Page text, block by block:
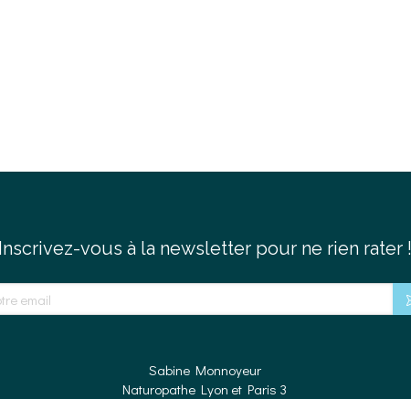
vous à la newsletter pour ne rien rater !
Sabine Monnoyeur
Naturopathe Lyon et Paris 3